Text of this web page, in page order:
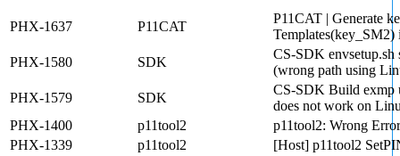
PHX-1637 P11CAT
P11CAT | Generate
PHX-1580
SDK
CS-SDK envsetup.sh
(wrong path using
PHX-1579
SDK
CS-SDK Build exmp
does not work on
PHX-1400
p11tool2
p11tool2: Wrong
PHX-1339
p11tool2
[Host] p11tool2